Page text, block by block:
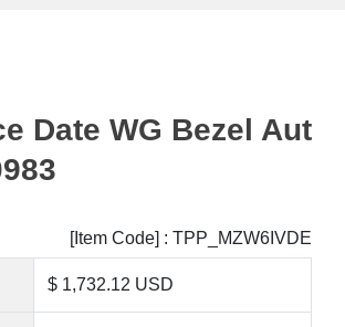
Date WG Bezel Aut
[Item Code] : TPP_MZW6IVDE
$ 1,732.12 USD